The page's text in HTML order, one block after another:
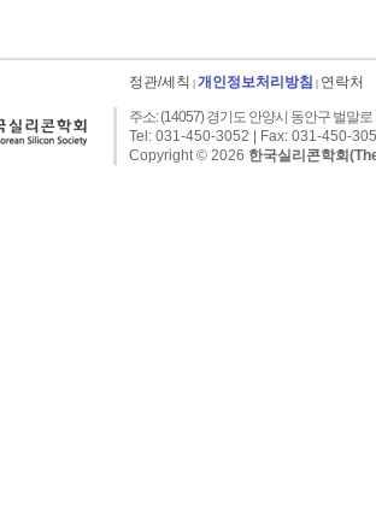
정관/세칙 개인정보처리방침 연락처
주소: (14057) 경기도 안양시 동안구 벌말
Tel: 031-450-3052 | Fax: 031-450-
Copyright © 2026 한국실리콘학회